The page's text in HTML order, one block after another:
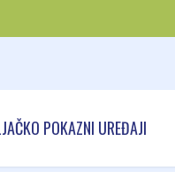
POKAZNI UREĐAJI